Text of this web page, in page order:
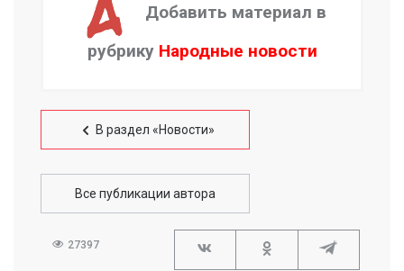
Добавить материал в
рубрику Народные новости
В раздел «Новости»
Все публикации автора
27397